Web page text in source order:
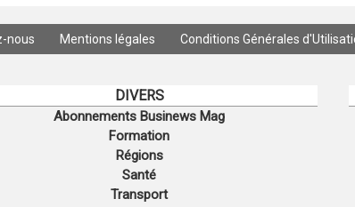
nous Mentions légales Conditions Générales
DIVERS
Abonnements Businews Mag
Formation
Régions
Santé
Transport